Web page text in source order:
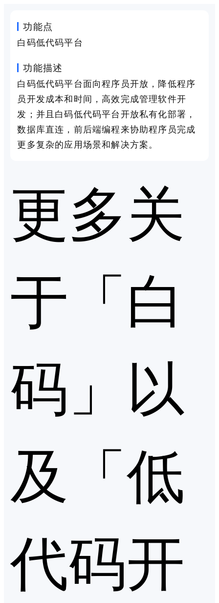
功能点
白码低代码平台
功能描述
白码低代码平台面向程序员开放，降低程序
员开发成本和时间，高效完成管理软件开
发；并且白码低代码平台开放私有化部署，
数据库直连，前后端编程来协助程序员完成
更多复杂的应用场景和解决方案。
更多关
于「白
码」以
及「低
代码开